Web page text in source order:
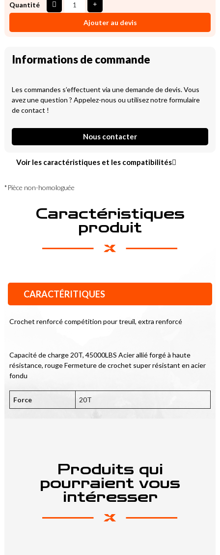
Quantité
Ajouter au devis
Informations de commande
Les commandes s’effectuent via une demande de devis. Vous
avez une question ? Appelez-nous ou utilisez notre formulaire
de contact !
Nous contacter
Voir les caractéristiques et les compatibilités
*Pièce non-homologuée
Caractéristiques
produit
CARACTÉRITIQUES
Crochet renforcé compétition pour treuil, extra renforcé
Capacité de charge 20T, 45000LBS Acier allié forgé à haute
résistance, rouge Fermeture de crochet super résistant en acier
fondu
Force 20T
Produits qui
pourraient vous
intéresser